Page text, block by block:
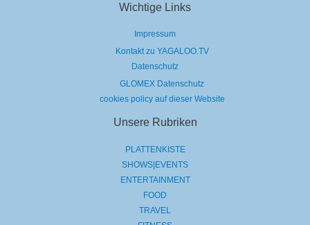
Wichtige Links
Impressum
Kontakt zu YAGALOO.TV
Datenschutz
GLOMEX Datenschutz
cookies policy auf dieser Website
Unsere Rubriken
PLATTENKISTE
SHOWS|EVENTS
ENTERTAINMENT
FOOD
TRAVEL